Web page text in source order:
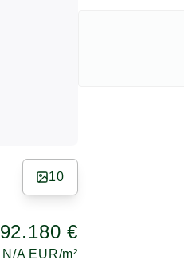
10
92.180 €
N/A EUR/m²